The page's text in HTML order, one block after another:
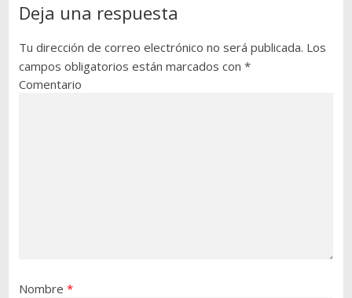
Deja una respuesta
Tu dirección de correo electrónico no será publicada. Los
campos obligatorios están marcados con *
Comentario
Nombre *